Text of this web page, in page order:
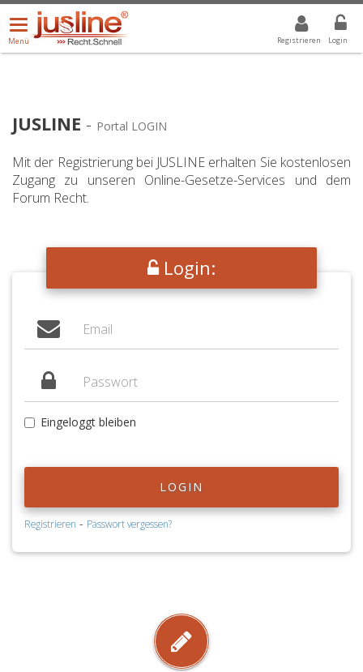
Registrieren Login
Menü
öffnen/schließen
Menü
ALLE DROPDOWN: GEWÄHLTER WERT IST ALLE
JUSLINE - Portal LOGIN
Mit der Registrierung bei JUSLINE erhalten Sie kostenlosen
Zugang zu unseren Online-Gesetze-Services und dem
Forum Recht.
Login:
Eingeloggt bleiben
LOGIN
Registrieren - Passwort vergessen?